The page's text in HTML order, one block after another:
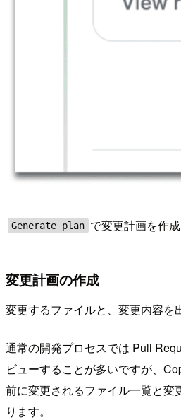
Generate plan で変更計画を作成
変更計画の作成
変更するファイルと、変更内容を
通常の開発プロセスでは Pull
ビューすることが多いですが、
前に変更されるファイル一覧と変
ります。